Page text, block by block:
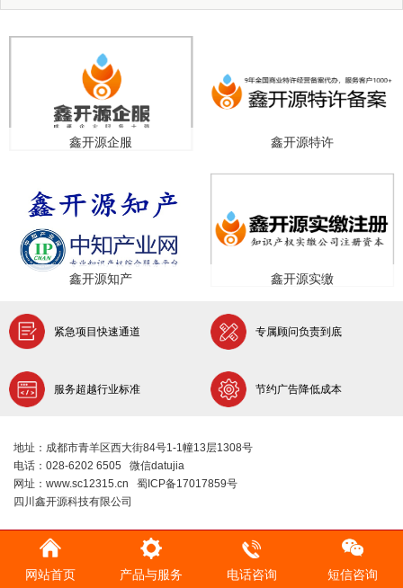
鑫开源企服 鑫开源特许
鑫开源知产 鑫开源实缴
紧急项目快速通道 专属顾问负责到底
服务超越行业标准 节约广告降低成本
地址：成都市青羊区西大街84号1-1幢13层1308号
电话：028-6202 6505 微信datujia
网址：www.sc12315.cn 蜀ICP备17017859号
四川鑫开源科技有限公司
网站首页 产品与服务 电话咨询 短信咨询